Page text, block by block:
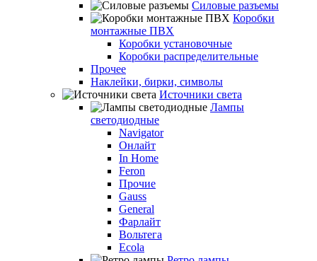
Силовые разъемы
Коробки
монтажные ПВХ
Коробки установочные
Коробки распределительные
Прочее
Наклейки, бирки, символы
Источники света
Лампы
светодиодные
Navigator
Онлайт
In Home
Feron
Прочие
Gauss
General
Фарлайт
Вольтега
Ecola